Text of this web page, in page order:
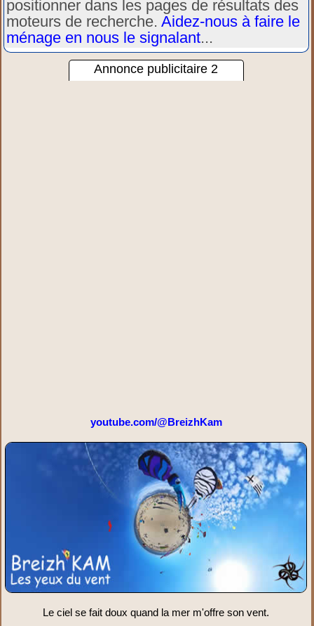
positionner dans les pages de résultats des
moteurs de recherche.Aidez-nous à faire le
ménage en nous le signalant...
Annonce publicitaire 2
youtube.com/@BreizhKam
Le ciel se fait doux quand la mer m'offre son vent.